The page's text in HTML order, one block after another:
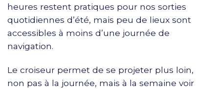
heures restent pratiques pour nos sorties
quotidiennes d’été, mais peu de lieux sont
accessibles à moins d’une journée de
navigation.
Le croiseur permet de se projeter plus loin,
non pas à la journée, mais à la semaine voir